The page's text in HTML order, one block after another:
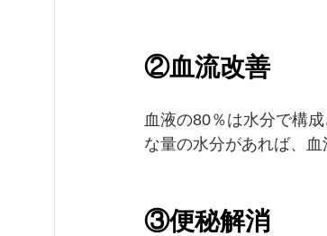
②血流改善
血液の80％は水分で構
な量の水分があれば、
③便秘解消